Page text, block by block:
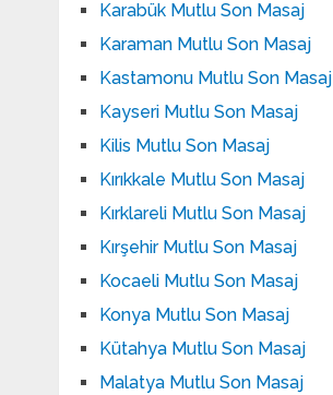
Karabük Mutlu Son Masaj
Karaman Mutlu Son Masaj
Kastamonu Mutlu Son Masaj
Kayseri Mutlu Son Masaj
Kilis Mutlu Son Masaj
Kırıkkale Mutlu Son Masaj
Kırklareli Mutlu Son Masaj
Kırşehir Mutlu Son Masaj
Kocaeli Mutlu Son Masaj
Konya Mutlu Son Masaj
Kütahya Mutlu Son Masaj
Malatya Mutlu Son Masaj